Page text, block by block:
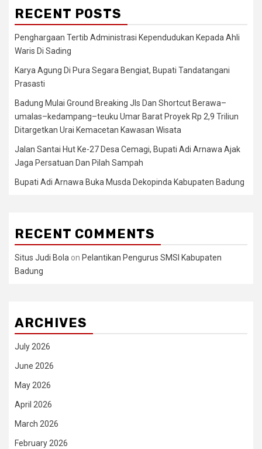
RECENT POSTS
Penghargaan Tertib Administrasi Kependudukan Kepada Ahli
Waris Di Sading
Karya Agung Di Pura Segara Bengiat, Bupati Tandatangani
Prasasti
Badung Mulai Ground Breaking Jls Dan Shortcut Berawa–
umalas–kedampang–teuku Umar Barat Proyek Rp 2,9 Triliun
Ditargetkan Urai Kemacetan Kawasan Wisata
Jalan Santai Hut Ke-27 Desa Cemagi, Bupati Adi Arnawa Ajak
Jaga Persatuan Dan Pilah Sampah
Bupati Adi Arnawa Buka Musda Dekopinda Kabupaten Badung
RECENT COMMENTS
Situs Judi Bola on Pelantikan Pengurus SMSI Kabupaten
Badung
ARCHIVES
July 2026
June 2026
May 2026
April 2026
March 2026
February 2026